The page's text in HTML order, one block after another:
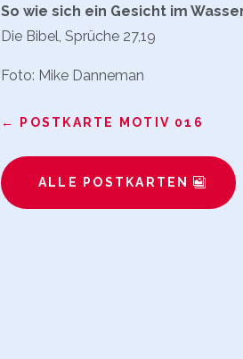
So wie sich ein Gesicht im
Die Bibel, Sprüche 27,19
Foto: Mike Danneman
← POSTKARTE MOTIV 016
ALLE POSTKARTEN